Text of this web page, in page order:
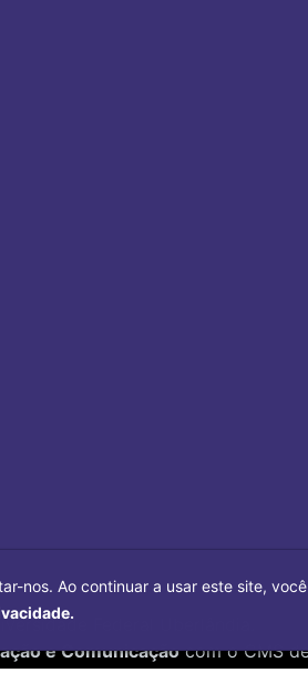
Federal Uberlândia.
e Comunicaçãocom o CMS
nos. Ao continuar a usar este site,